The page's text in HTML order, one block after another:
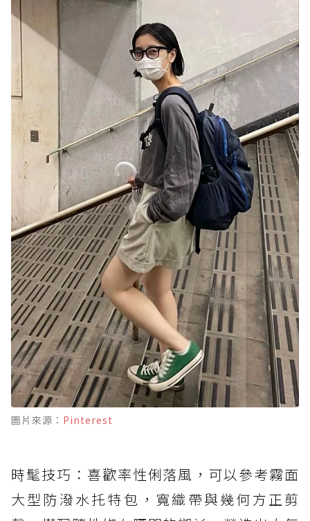
圖片來源： Pinterest
時髦技巧：喜歡率性俐落風，可以參考霧面
大型防潑水托特包，寬織帶與幾何方正剪